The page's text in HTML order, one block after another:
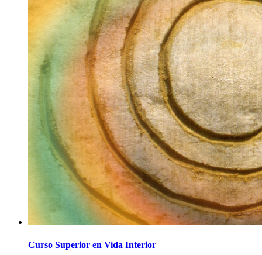
Curso Superior en Vida Interior